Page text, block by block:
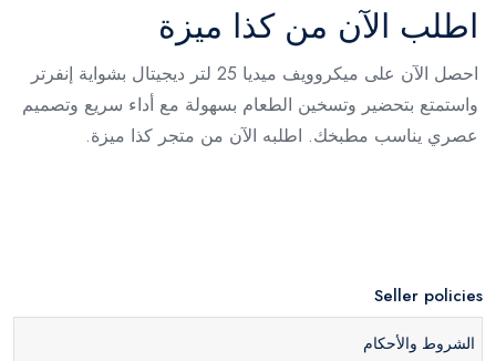
اطلب الآن من كذا ميزة
احصل الآن على ميكروويف ميديا 25 لتر ديجيتال بشواية إنفرتر
واستمتع بتحضير وتسخين الطعام بسهولة مع أداء سريع وتصميم
عصري يناسب مطبخك. اطلبه الآن من متجر كذا ميزة.
Seller policies
الشروط والأحكام